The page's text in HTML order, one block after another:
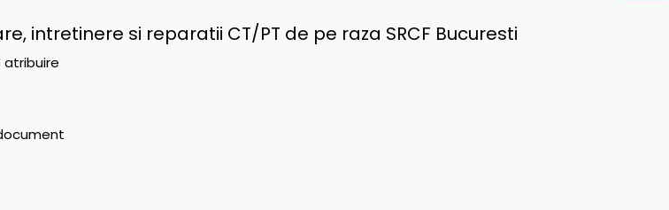
intretinere si reparatii CT/PT de pe raza SRCF Bucuresti
atribuire